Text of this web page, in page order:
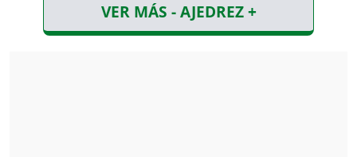
VER MÁS - AJEDREZ +